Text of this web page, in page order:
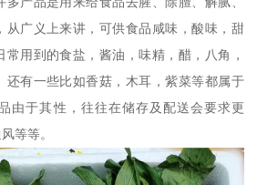
从广义上来讲，可供食品咸味，酸味，甜
用到的食盐，酱油，味精，醋，八角，
还有一些比如香菇，木耳，紫菜等都属于
由于其性，往往在储存及配送会要求更
等等。